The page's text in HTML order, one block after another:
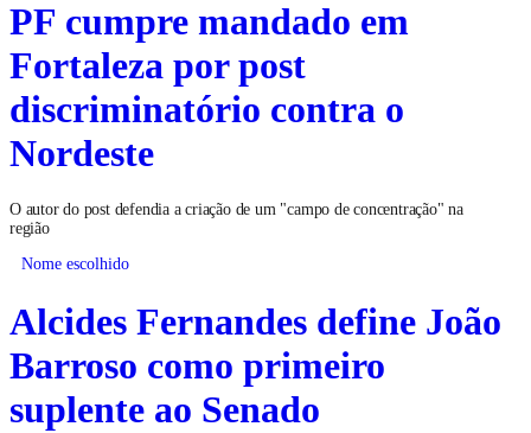
PF cumpre mandado em
Fortaleza por post
discriminatório contra o
Nordeste
O autor do post defendia a criação de um "campo de concentração" na
região
Nome escolhido
Alcides Fernandes define João
Barroso como primeiro
suplente ao Senado